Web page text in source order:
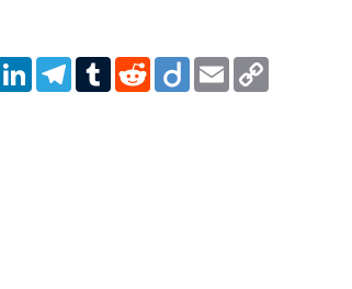
LinkedInTelegram
TumblrRedditDiigo Email